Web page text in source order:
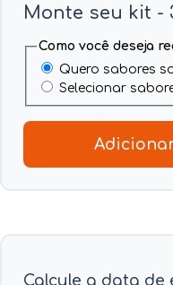
Monte seu kit -
Como você deseja
Quero sabores
Selecionar
Calcule a data de